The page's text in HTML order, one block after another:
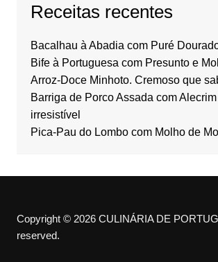
Receitas recentes
Bacalhau à Abadia com Puré
Bife à Portuguesa com Presunto e
Arroz-Doce Minhoto. Cremoso que
Barriga de Porco Assada com
irresistível
Pica-Pau do Lombo com Molho de
Copyright © 2026 CULINÁRIA DE
reserved.